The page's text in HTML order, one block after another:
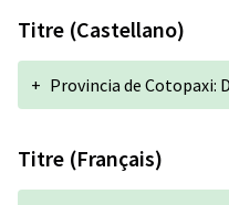
Titre (Castellano)
+ Provincia de Cotopaxi:
Titre (Français)